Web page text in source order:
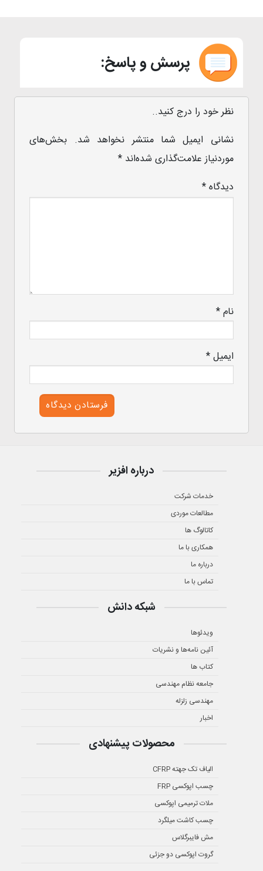
پرسش و پاسخ:
نظر خود را درج کنید..
نشانی ایمیل شما منتشر نخواهد شد. بخش‌های
موردنیاز علامت‌گذاری شده‌اند*
دیدگاه*
نام*
ایمیل*
درباره افزیر
خدمات شرکت
مطالعات موردی
کاتالوگ ها
همکاری با ما
درباره ما
تماس با ما
شبکه دانش
ویدئوها
آئین نامه‌ها و نشریات
کتاب ها
جامعه نظام مهندسی
مهندسی زلزله
اخبار
محصولات پیشنهادی
الیاف تک جهته CFRP
چسب اپوکسی FRP
ملات ترمیمی اپوکسی
چسب کاشت میلگرد
مش فایبرگلاس
گروت اپوکسی دو جزئی